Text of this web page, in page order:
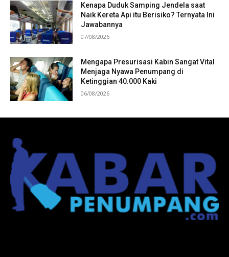
Kenapa Duduk Samping Jendela saat
Naik Kereta Api itu Berisiko? Ternyata Ini
Jawabannya
07/08/2026
Mengapa Presurisasi Kabin Sangat Vital
Menjaga Nyawa Penumpang di
Ketinggian 40.000 Kaki
06/08/2026